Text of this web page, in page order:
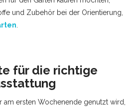
und Zubehör bei der Orientierung,
.
für die richtige
am ersten Wochenende genutzt wird,